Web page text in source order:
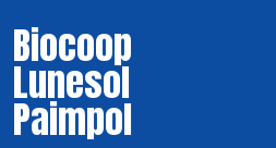
Biocoop
Lunesol
Paimpol